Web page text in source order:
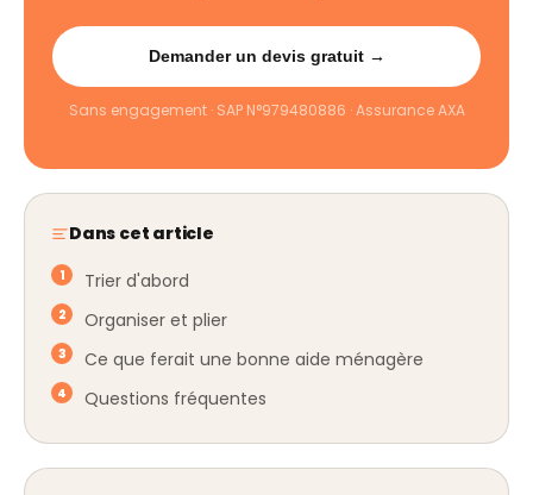
Demander un devis gratuit →
Sans engagement · SAP N°979480886 · Assurance AXA
Dans cet article
Trier d'abord
Organiser et plier
Ce que ferait une bonne aide ménagère
Questions fréquentes